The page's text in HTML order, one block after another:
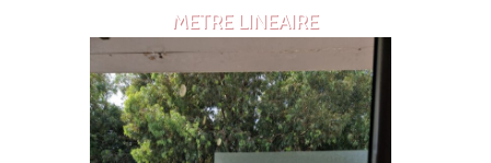
METRE LINEAIRE